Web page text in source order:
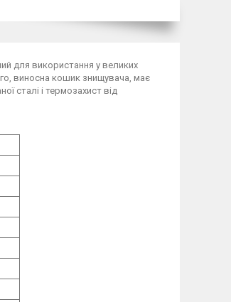
для використання у великих
виносна кошик знищувача, має
сталі і термозахист від